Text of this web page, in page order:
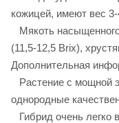
кожицей, имеют вес 3-
Мякоть
(11,5-12,5 Brix),
Дополнительная
Растение с мощной
однородные
Гибрид очень легко